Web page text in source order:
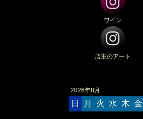
ワイン
店主のアート
2026年8月
日 月 火 水 木 金